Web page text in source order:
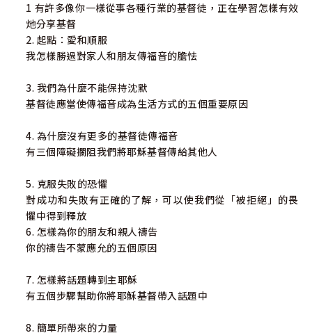
1 有許多像你一樣從事各種行業的基督徒，正在學習怎樣有效
灺分享基督
2. 起點：愛和順服
我怎樣勝過對家人和朋友傳福音的膽怯
3. 我們為什麼不能保持沈默
基督徒應當使傳福音成為生活方式的五個重要原因
4. 為什麼沒有更多的基督徒傳福音
有三個障礙攔阻我們將耶穌基督傳給其他人
5. 克服失敗的恐懼
對成功和失敗有正確的了解，可以使我們從「被拒絕」的畏
懼中得到釋放
6. 怎樣為你的朋友和親人禱告
你的禱告不蒙應允的五個原因
7. 怎樣將話題轉到主耶穌
有五個步驟幫助你將耶穌基督帶入話題中
8. 簡單所帶來的力量